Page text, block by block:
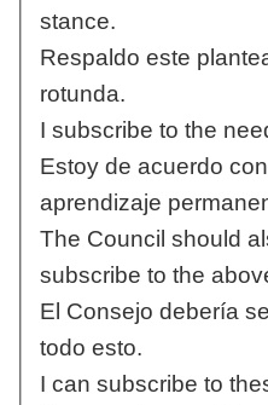
stance.
Respaldo este
rotunda.
I subscribe to the
Estoy de acuerdo
aprendizaje
The Council should
subscribe to the
El Consejo debería
todo esto.
I can subscribe to